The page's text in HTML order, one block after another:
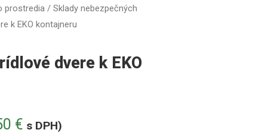
prostredia/ Sklady nebezpečných
k EKO kontajneru
dvere k EKO
€ s DPH)